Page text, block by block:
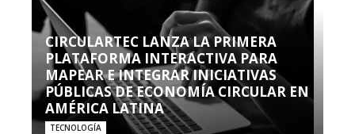
CIRCULARTEC LANZA LA PRIMERA
PLATAFORMA INTERACTIVA PARA
MAPEAR E INTEGRAR INICIATIVAS
PÚBLICAS DE ECONOMÍA CIRCULAR EN
AMÉRICA LATINA
TECNOLOGÍA